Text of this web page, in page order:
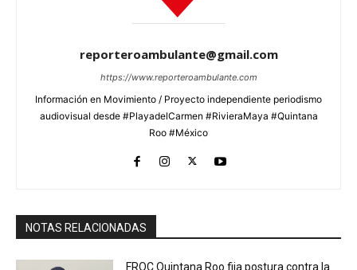
reporteroambulante@gmail.com
https://www.reporteroambulante.com
Información en Movimiento / Proyecto independiente periodismo
audiovisual desde #PlayadelCarmen #RivieraMaya #Quintana
Roo #México
NOTAS RELACIONADAS
FROC Quintana Roo fija postura contra la